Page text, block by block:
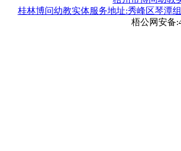
桂林博问幼教实体服务地址:秀峰区琴潭
梧公网安备